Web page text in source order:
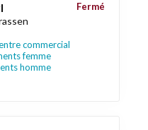
commercial
femme
homme
Fermé